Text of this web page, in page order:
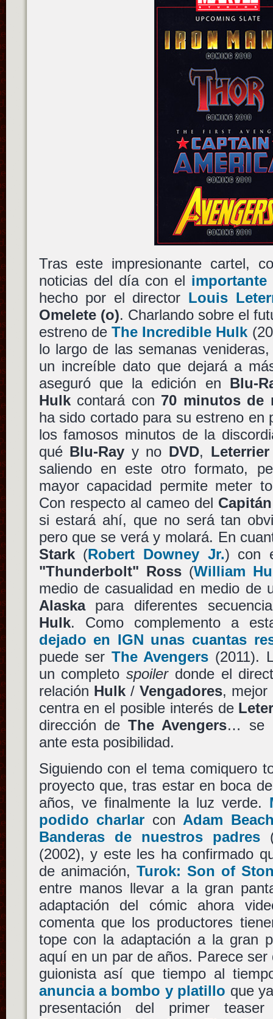
Tras este impresionante cartel,
noticias del día con el
hecho por el director Louis
Omelete (o). Charlando sobre el
estreno de The Incredible Hulk
lo largo de las semanas
un increíble dato que dejará a
aseguró que la edición en Blu-
Hulkcontará con 70 minutos de
ha sido cortado para su estreno en
los famosos minutos de la
qué Blu-Ray y no DVD, Leterrier
saliendo en este otro formato,
mayor capacidad permite meter
Con respecto al cameo del
si estará ahí, que no será tan
pero que se verá y molará. En
Stark(Robert Downey Jr.) con
"Thunderbolt" Ross(William
medio de casualidad en medio de
Alaskapara diferentes
Hulk. Como complemento a
dejado en IGN unas cuantas
puede ser The Avengers (2011).
un completospoilerdonde el
relación Hulk/Vengadores, mejor
centra en el posible interés de
dirección de The Avengers… se
ante esta posibilidad.
Siguiendo con el tema comiquero
proyecto que, tras estar en boca
años, ve finalmente la luz verde.
podido charlar con Adam
Banderas de nuestros padres
(2002), y este les ha confirmado
de animación, Turok: Son of
entre manos llevar a la gran
adaptación del cómic ahora
comenta que los productores
tope con la adaptación a la gran
aquí en un par de años. Parece
guionista así que tiempo al
anuncia a bombo y platillo que
presentación del primer